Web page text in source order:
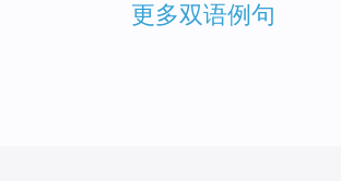
更多双语例句